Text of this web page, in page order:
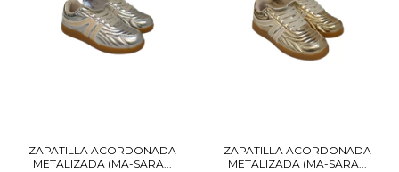
ZAPATILLA ACORDONADA
METALIZADA (MA-SARA...
ZAPATILLA ACORDONADA
METALIZADA (MA-SARA...